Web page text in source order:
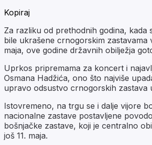
Kopiraj
Za razliku od prethodnih godina, kada
bile ukrašene crnogorskim zastavama
maja, ove godine državnih obilježja
Uprkos pripremama za koncert i
Osmana Hadžića, ono što najviše
upravo odsustvo crnogorskih zastava
Istovremeno, na trgu se i dalje vijore
nacionalne zastave postavljene
bošnjačke zastave, koji je centralno
još 11. maja.